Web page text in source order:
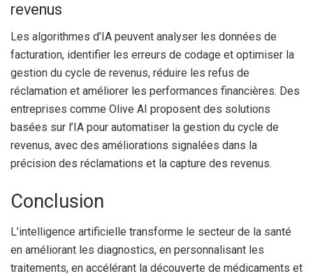
revenus
Les algorithmes d’IA peuvent analyser les données de
facturation, identifier les erreurs de codage et optimiser la
gestion du cycle de revenus, réduire les refus de
réclamation et améliorer les performances financières. Des
entreprises comme Olive AI proposent des solutions
basées sur l’IA pour automatiser la gestion du cycle de
revenus, avec des améliorations signalées dans la
précision des réclamations et la capture des revenus.
Conclusion
L’intelligence artificielle transforme le secteur de la santé
en améliorant les diagnostics, en personnalisant les
traitements, en accélérant la découverte de médicaments et